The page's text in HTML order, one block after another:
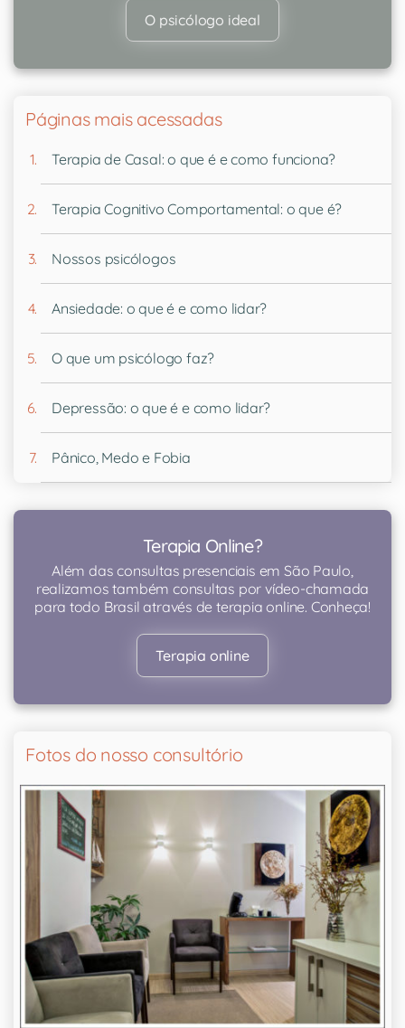
O psicólogo ideal
Páginas mais acessadas
Terapia de Casal: o que é e como funciona?
Terapia Cognitivo Comportamental: o que é?
Nossos psicólogos
Ansiedade: o que é e como lidar?
O que um psicólogo faz?
Depressão: o que é e como lidar?
Pânico, Medo e Fobia
Terapia Online?
Além das consultas presenciais em São Paulo,
realizamos também consultas por vídeo-chamada
para todo Brasil através de terapia online. Conheça!
Terapia online
Fotos do nosso consultório